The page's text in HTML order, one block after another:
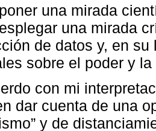
una mirada
una mirada
de datos y, en
sobre el poder y
con mi
dar cuenta de una
y de